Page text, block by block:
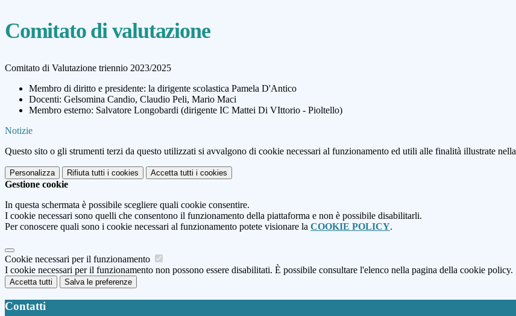
Comitato di valutazione
Comitato di Valutazione triennio 2023/2025
Membro di diritto e presidente: la dirigente scolastica Pamela D'Antico
Docenti: Gelsomina Candio, Claudio Peli, Mario Maci
Membro esterno: Salvatore Longobardi (dirigente IC Mattei Di VIttorio - Pioltello)
Notizie
Questo sito o gli strumenti terzi da questo utilizzati si avvalgono di cookie necessari al funzionamento ed utili alle finalità illustrate nella
Personalizza Rifiuta tutti i cookies Accetta tutti i cookies
Gestione cookie
In questa schermata è possibile scegliere quali cookie consentire.
I cookie necessari sono quelli che consentono il funzionamento della piattaforma e non è possibile disabilitarli.
Per conoscere quali sono i cookie necessari al funzionamento potete visionare la COOKIE POLICY.
Cookie necessari per il funzionamento
I cookie necessari per il funzionamento non possono essere disabilitati. È possibile consultare l'elenco nella pagina della cookie policy.
Accetta tutti Salva le preferenze
Contatti